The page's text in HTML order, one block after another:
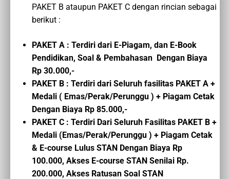
PAKET B ataupun PAKET C dengan rincian sebagai
berikut :
PAKET A : Terdiri dari E-Piagam, dan E-Book
Pendidikan, Soal & Pembahasan Dengan Biaya
Rp 30.000,-
PAKET B : Terdiri dari Seluruh fasilitas PAKET A +
Medali ( Emas/Perak/Perunggu ) + Piagam Cetak
Dengan Biaya Rp 85.000,-
PAKET C : Terdiri Dari Seluruh Fasilitas PAKET B +
Medali (Emas/Perak/Perunggu ) + Piagam Cetak
& E-course Lulus STAN Dengan Biaya Rp
100.000, Akses E-course STAN Senilai Rp.
200.000, Akses Ratusan Soal STAN